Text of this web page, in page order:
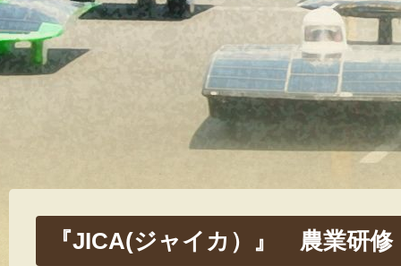
『JICA(ジャイカ）』 農業研修